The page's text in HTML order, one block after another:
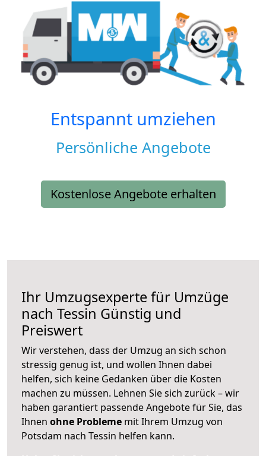
Entspannt umziehen
Persönliche Angebote
Kostenlose Angebote erhalten
Ihr Umzugsexperte für Umzüge
nach Tessin Günstig und
Preiswert
Wir verstehen, dass der Umzug an sich schon
stressig genug ist, und wollen Ihnen dabei
helfen, sich keine Gedanken über die Kosten
machen zu müssen. Lehnen Sie sich zurück – wir
haben garantiert passende Angebote für Sie, das
Ihnen ohne Probleme mit Ihrem Umzug von
Potsdam nach Tessin helfen kann.